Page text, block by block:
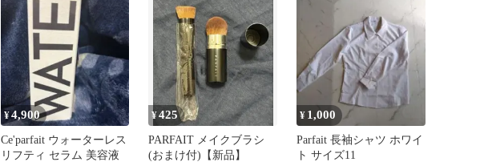
¥4,900
Ce'parfait ウォーターレス
リフティ セラム 美容液
¥425
PARFAIT メイクブラシ
(おまけ付)【新品】
¥ 1,000
Parfait 長袖シャツ ホワイ
ト サイズ11